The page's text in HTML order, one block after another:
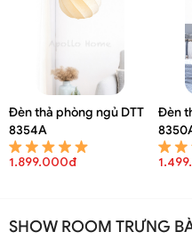
Đèn thả phòng ngủ DTT
8354A
1.899.000đ
Đèn
SHOW ROOM TRƯNG